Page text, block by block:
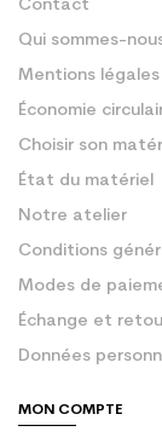
Contact
Qui sommes-
Mentions légales
Économie
Choisir son
État du matériel
Notre atelier
Conditions
Modes de
Échange et
Données
MON COMPTE